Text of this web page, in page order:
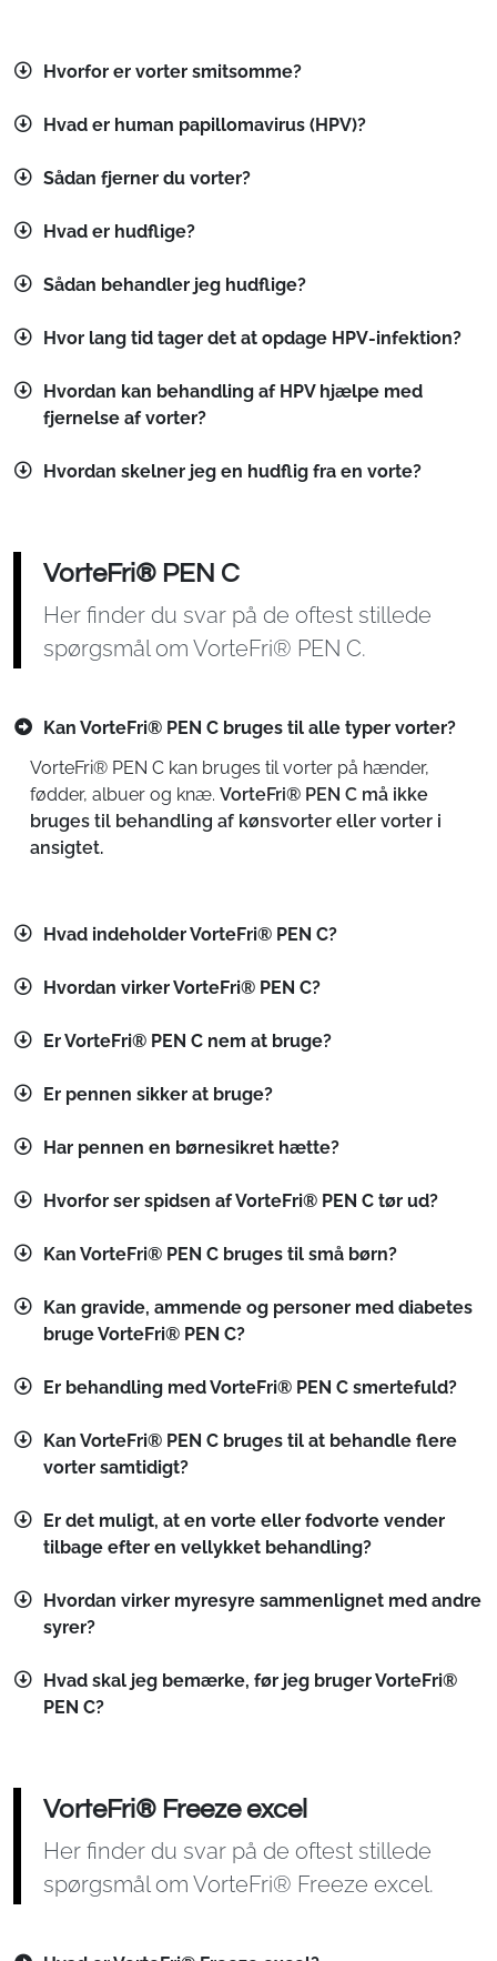
Hvorfor er vorter smitsomme?
Hvad er human papillomavirus (HPV)?
Sådan fjerner du vorter?
Hvad er hudflige?
Sådan behandler jeg hudflige?
Hvor lang tid tager det at opdage HPV-infektion?
Hvordan kan behandling af HPV hjælpe med
fjernelse af vorter?
Hvordan skelner jeg en hudflig fra en vorte?
VorteFri® PEN C
Her finder du svar på de oftest stillede
spørgsmål om VorteFri® PEN C.
Kan VorteFri® PEN C bruges til alle typer vorter?
VorteFri® PEN C kan bruges til vorter på hænder,
fødder, albuer og knæ. VorteFri® PEN C må ikke
bruges til behandling af kønsvorter eller vorter i
ansigtet.
Hvad indeholder VorteFri® PEN C?
Hvordan virker VorteFri® PEN C?
Er VorteFri® PEN C nem at bruge?
Er pennen sikker at bruge?
Har pennen en børnesikret hætte?
Hvorfor ser spidsen af VorteFri® PEN C tør ud?
Kan VorteFri® PEN C bruges til små børn?
Kan gravide, ammende og personer med diabetes
bruge VorteFri® PEN C?
Er behandling med VorteFri® PEN C smertefuld?
Kan VorteFri® PEN C bruges til at behandle flere
vorter samtidigt?
Er det muligt, at en vorte eller fodvorte vender
tilbage efter en vellykket behandling?
Hvordan virker myresyre sammenlignet med andre
syrer?
Hvad skal jeg bemærke, før jeg bruger VorteFri®
PEN C?
VorteFri® Freeze excel
Her finder du svar på de oftest stillede
spørgsmål om VorteFri® Freeze excel.